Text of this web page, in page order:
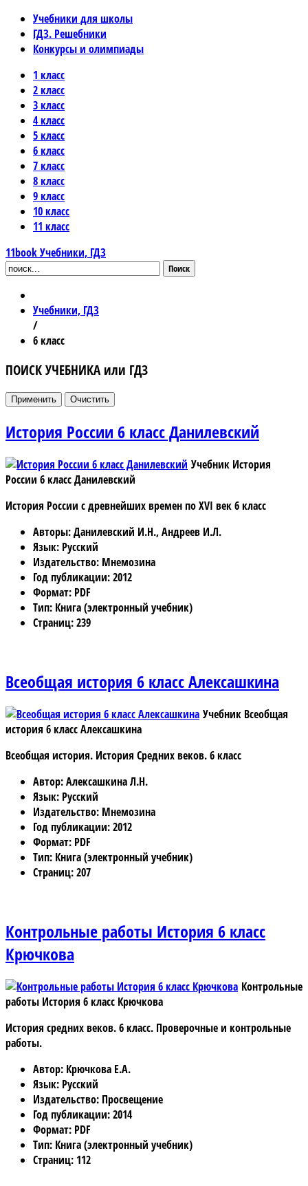
Учебники для школы
ГДЗ. Решебники
Конкурсы и олимпиады
1 класс
2 класс
3 класс
4 класс
5 класс
6 класс
7 класс
8 класс
9 класс
10 класс
11 класс
11bookУчебники, ГДЗ
Поиск
Учебники, ГДЗ
/
6 класс
ПОИСК УЧЕБНИКА или ГДЗ
История России 6 класс Данилевский
Учебник История
России 6 класс Данилевский
История России с древнейших времен по XVI век 6 класс
Авторы: Данилевский И.Н., Андреев И.Л.
Язык: Русский
Издательство: Мнемозина
Год публикации: 2012
Формат: PDF
Тип: Книга (электронный учебник)
Страниц: 239
Всеобщая история 6 класс Алексашкина
Учебник Всеобщая
история 6 класс Алексашкина
Всеобщая история. История Средних веков. 6 класс
Автор: Алексашкина Л.Н.
Язык: Русский
Издательство: Мнемозина
Год публикации: 2012
Формат: PDF
Тип: Книга (электронный учебник)
Страниц: 207
Контрольные работы История 6 класс
Крючкова
Контрольные
работы История 6 класс Крючкова
История средних веков. 6 класс. Проверочные и контрольные
работы.
Автор: Крючкова Е.А.
Язык: Русский
Издательство: Просвещение
Год публикации: 2014
Формат: PDF
Тип: Книга (электронный учебник)
Страниц: 112